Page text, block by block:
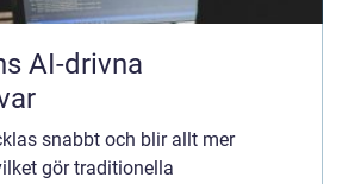
AI-drivna
snabbt och blir allt mer
gör traditionella